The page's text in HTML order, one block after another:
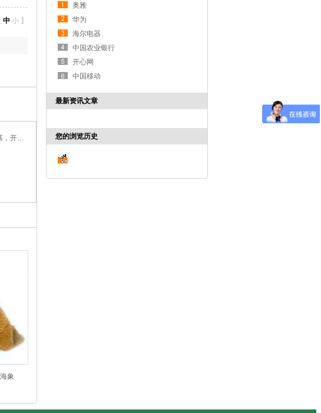
中 小 】
象
奥雅
华为
海尔电器
中国农业银行
开心网
中国移动
最新资讯文章
您的浏览历史